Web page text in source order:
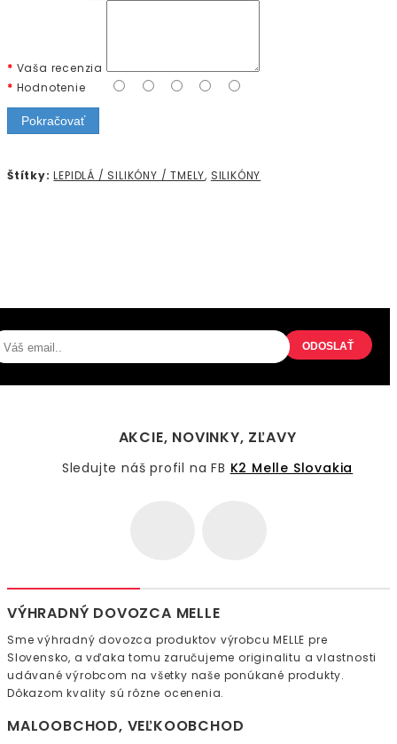
Vaša recenzia
Hodnotenie
Pokračovať
Štítky: LEPIDLÁ / SILIKÓNY / TMELY, SILIKÓNY
ODOSLAŤ
AKCIE, NOVINKY, ZĽAVY
Sledujte náš profil na FB K2 Melle Slovakia
VÝHRADNÝ DOVOZCA MELLE
Sme výhradný dovozca produktov výrobcu MELLE pre
Slovensko, a vďaka tomu zaručujeme originalitu a vlastnosti
udávané výrobcom na všetky naše ponúkané produkty.
Dôkazom kvality sú rôzne ocenenia.
MALOOBCHOD, VEĽKOOBCHOD